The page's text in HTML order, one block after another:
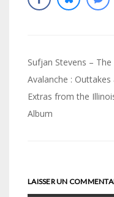
Navigation
de
l’article
Sufjan Stevens – The
Avalanche : Outtakes
Extras from the
Album
LAISSER UN